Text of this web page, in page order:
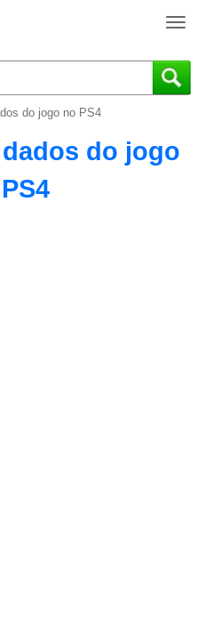
T
g
g
a
do jogo no PS4
do jogo